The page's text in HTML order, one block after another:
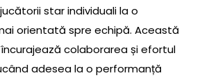
star individuali la o
orientată spre echipă. Această
colaborarea și efortul
adesea la o performanță